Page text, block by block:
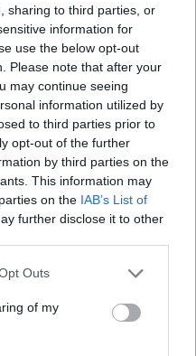
sharing to third parties, or
information for
use the below opt-out
Please note that after your
may continue seeing
information utilized by
to third parties prior to
opt-out of the further
by third parties on the
This information may
on the IAB’s List of
further disclose it to other
Outs
of my
inkább közelít a
kormányzati
című előadását
hogy új viták kerültek
például arról vitatkozunk,
álláshely hogyan
kijelenthetjük, hogy a 6